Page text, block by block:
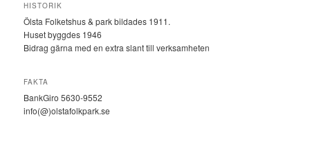
HISTORIK
Ölsta Folketshus & park bildades 1911.
Huset byggdes 1946
Bidrag gärna med en extra slant till verksamheten
FAKTA
BankGiro 5630-9552
info(@)olstafolkpark.se